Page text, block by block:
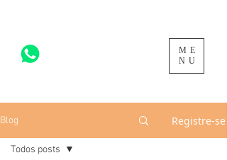
ME
NU
Blog Registre-se
Todos posts